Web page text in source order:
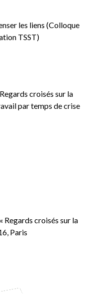
les liens (Colloque
TSST)
croisés sur la
par temps de crise
Regards croisés sur la
Paris